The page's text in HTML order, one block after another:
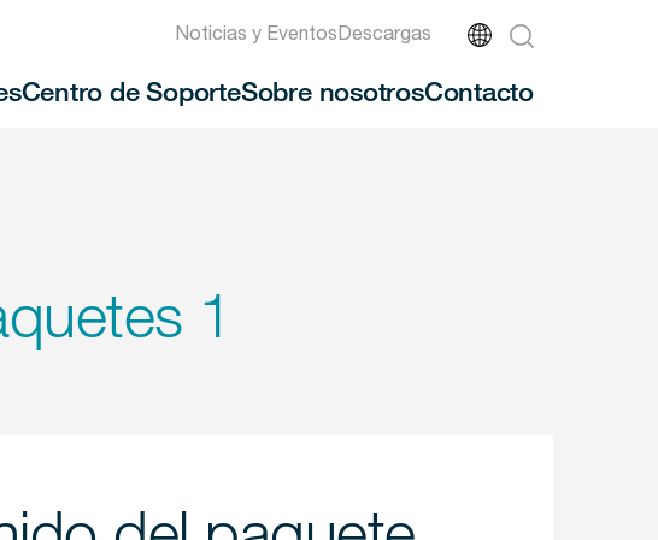
Noticias y EventosDescargas
Centro de SoporteSobre nosotrosContacto
1